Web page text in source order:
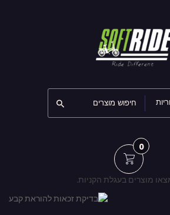
0
מוצרים בעגלת הקניות.